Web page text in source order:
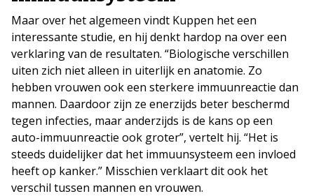
Maar over het algemeen vindt Kuppen het een
interessante studie, en hij denkt hardop na over een
verklaring van de resultaten. “Biologische verschillen
uiten zich niet alleen in uiterlijk en anatomie. Zo
hebben vrouwen ook een sterkere immuunreactie dan
mannen. Daardoor zijn ze enerzijds beter beschermd
tegen infecties, maar anderzijds is de kans op een
auto-immuunreactie ook groter”, vertelt hij. “Het is
steeds duidelijker dat het immuunsysteem een invloed
heeft op kanker.” Misschien verklaart dit ook het
verschil tussen mannen en vrouwen.